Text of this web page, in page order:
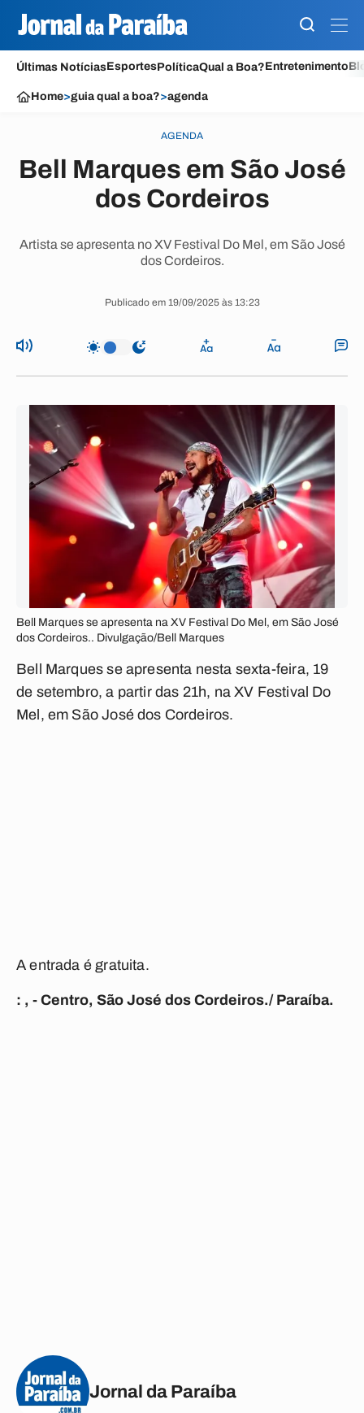
Últimas NotíciasEsportesPolíticaQual a Boa?Entretenimento
Home>guia qual a boa?>agenda
AGENDA
Bell Marques em São José
dos Cordeiros
Artista se apresenta no XV Festival Do Mel, em São José
dos Cordeiros.
Publicado em 19/09/2025 às 13:23
Bell Marques se apresenta na XV Festival Do Mel, em São José
dos Cordeiros.. Divulgação/Bell Marques
Bell Marques se apresenta nesta sexta-feira, 19
de setembro, a partir das 21h, na XV Festival Do
Mel, em São José dos Cordeiros.
A entrada é gratuita.
: , - Centro, São José dos Cordeiros./ Paraíba.
Jornal da Paraíba